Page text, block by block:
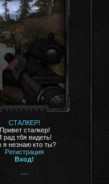
СТАЛКЕР!
Привет сталкер!
рад тбя видеть!
я незнаю кто ты?
Регистрация
Вход!
---